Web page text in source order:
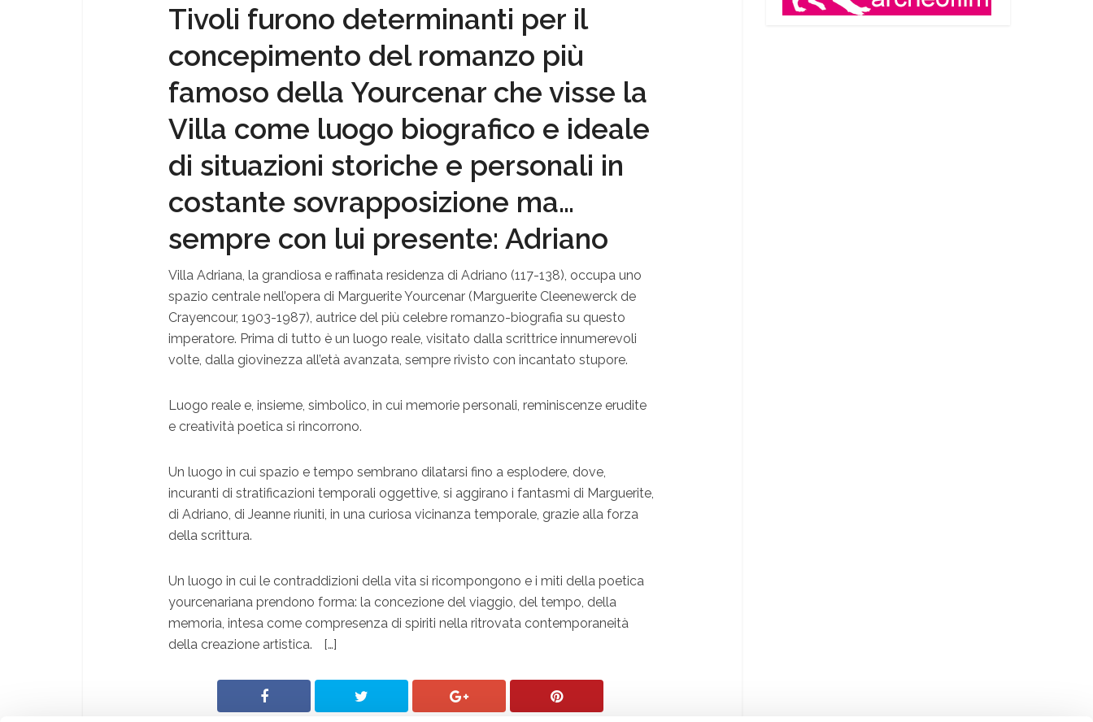
Tivoli furono determinanti per il
concepimento del romanzo più
famoso della Yourcenar che visse la
Villa come luogo biografico e ideale
di situazioni storiche e personali in
costante sovrapposizione ma…
sempre con lui presente: Adriano
Villa Adriana, la grandiosa e raffinata residenza di Adriano (117-138), occupa uno
spazio centrale nell’opera di Marguerite Yourcenar (Marguerite Cleenewerck de
Crayencour, 1903-1987), autrice del più celebre romanzo-biografia su questo
imperatore. Prima di tutto è un luogo reale, visitato dalla scrittrice innumerevoli
volte, dalla giovinezza all’età avanzata, sempre rivisto con incantato stupore.
Luogo reale e, insieme, simbolico, in cui memorie personali, reminiscenze erudite
e creatività poetica si rincorrono.
Un luogo in cui spazio e tempo sembrano dilatarsi fino a esplodere, dove,
incuranti di stratificazioni temporali oggettive, si aggirano i fantasmi di Marguerite,
di Adriano, di Jeanne riuniti, in una curiosa vicinanza temporale, grazie alla forza
della scrittura.
Un luogo in cui le contraddizioni della vita si ricompongono e i miti della poetica
yourcenariana prendono forma: la concezione del viaggio, del tempo, della
memoria, intesa come compresenza di spiriti nella ritrovata contemporaneità
della creazione artistica. […]